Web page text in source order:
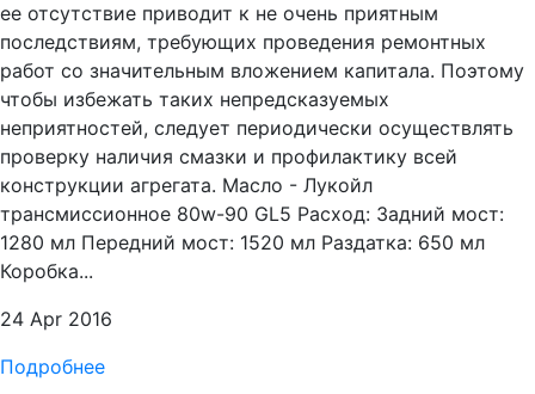
ее отсутствие приводит к не очень приятным
последствиям, требующих проведения ремонтных
работ со значительным вложением капитала. Поэтому
чтобы избежать таких непредсказуемых
неприятностей, следует периодически осуществлять
проверку наличия смазки и профилактику всей
конструкции агрегата. Масло - Лукойл
трансмиссионное 80w-90 GL5 Расход: Задний мост:
1280 мл Передний мост: 1520 мл Раздатка: 650 мл
Коробка...
24 Apr 2016
Подробнее